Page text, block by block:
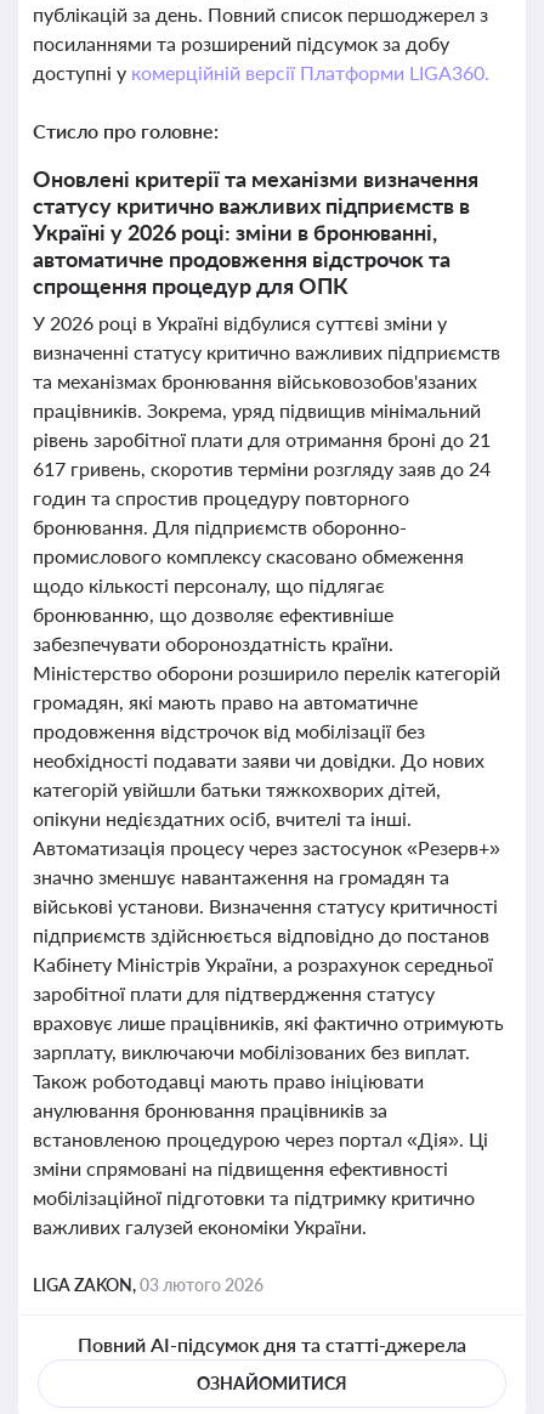
публікацій за день. Повний список першоджерел з
посиланнями та розширений підсумок за добу
доступні у комерційній версії Платформи LIGA360.
Стисло про головне:
Оновлені критерії та механізми визначення
статусу критично важливих підприємств в
Україні у 2026 році: зміни в бронюванні,
автоматичне продовження відстрочок та
спрощення процедур для ОПК
У 2026 році в Україні відбулися суттєві зміни у
визначенні статусу критично важливих підприємств
та механізмах бронювання військовозобов'язаних
працівників. Зокрема, уряд підвищив мінімальний
рівень заробітної плати для отримання броні до 21
617 гривень, скоротив терміни розгляду заяв до 24
годин та спростив процедуру повторного
бронювання. Для підприємств оборонно-
промислового комплексу скасовано обмеження
щодо кількості персоналу, що підлягає
бронюванню, що дозволяє ефективніше
забезпечувати обороноздатність країни.
Міністерство оборони розширило перелік категорій
громадян, які мають право на автоматичне
продовження відстрочок від мобілізації без
необхідності подавати заяви чи довідки. До нових
категорій увійшли батьки тяжкохворих дітей,
опікуни недієздатних осіб, вчителі та інші.
Автоматизація процесу через застосунок «Резерв+»
значно зменшує навантаження на громадян та
військові установи. Визначення статусу критичності
підприємств здійснюється відповідно до постанов
Кабінету Міністрів України, а розрахунок середньої
заробітної плати для підтвердження статусу
враховує лише працівників, які фактично отримують
зарплату, виключаючи мобілізованих без виплат.
Також роботодавці мають право ініціювати
анулювання бронювання працівників за
встановленою процедурою через портал «Дія». Ці
зміни спрямовані на підвищення ефективності
мобілізаційної підготовки та підтримку критично
важливих галузей економіки України.
LIGA ZAKON,03 лютого 2026
Повний AI-підсумок дня та статті-джерела
ОЗНАЙОМИТИСЯ